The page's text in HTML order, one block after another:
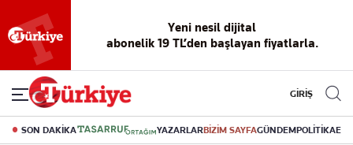
okuma
deneyimi
dijital arşiv
Akıllı haber
asistanı
Eski gazeteleri
indirme
canlı soru
cevap
GİRİŞ
SON DAKİKA YAZARLARBİZİM SAYFAGÜNDEMPOLİTİKA